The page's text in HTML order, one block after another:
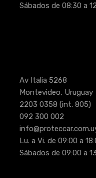
Sábados de 08:30 a
Av Italia 5268
Montevideo, Uruguay
2203 0358 (int. 805)
092 300 002
Lu. a Vi. de 09:00 a
Sábados de 09:00 a